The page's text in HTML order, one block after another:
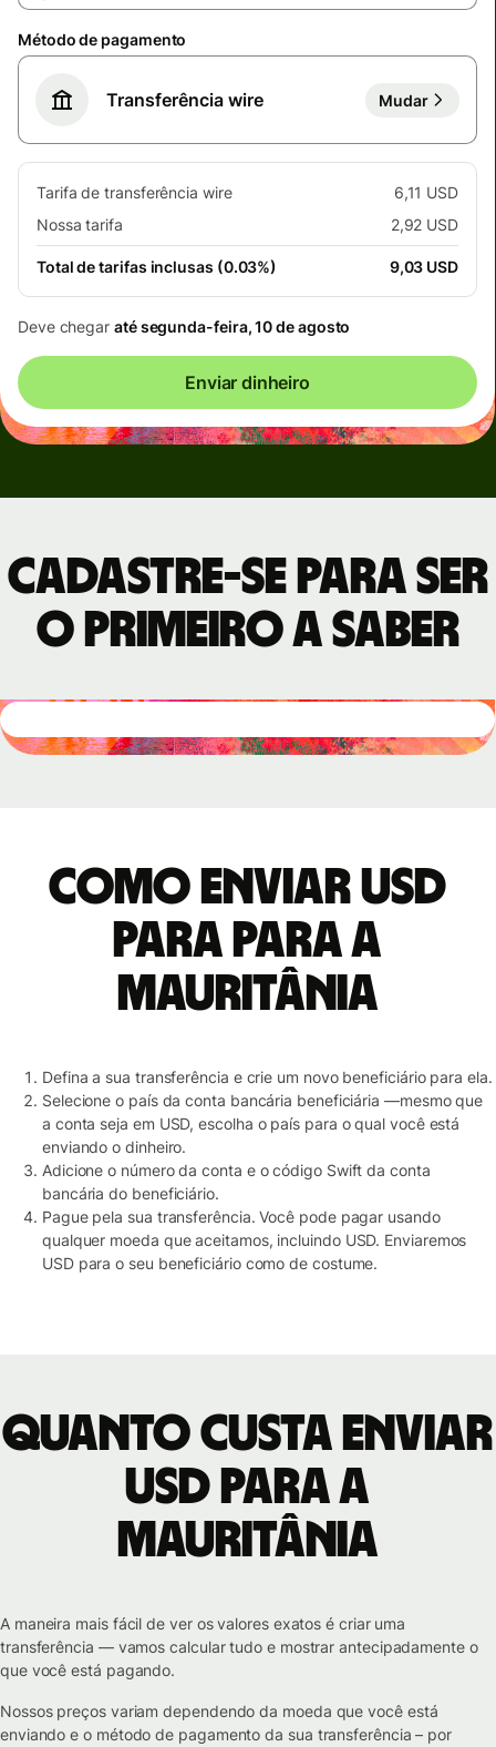
Método de pagamento
Transferência wire Mudar
Tarifa de transferência wire
6,11 USD
Nossa tarifa
2,92 USD
Total de tarifas inclusas (0.03%) 9,03 USD
Deve chegar até segunda-feira, 10 de agosto
Enviar dinheiro
Cadastre-se para ser
o primeiro a saber
Como enviar USD
para para a
Mauritânia
Defina a sua transferência e crie um novo beneficiário para ela.
Selecione o país da conta bancária beneficiária —mesmo que
a conta seja em USD, escolha o país para o qual você está
enviando o dinheiro.
Adicione o número da conta e o código Swift da conta
bancária do beneficiário.
Pague pela sua transferência. Você pode pagar usando
qualquer moeda que aceitamos, incluindo USD. Enviaremos
USD para o seu beneficiário como de costume.
Quanto custa enviar
USD para a
Mauritânia
A maneira mais fácil de ver os valores exatos é criar uma
transferência — vamos calcular tudo e mostrar antecipadamente o
que você está pagando.
Nossos preços variam dependendo da moeda que você está
enviando e o método de pagamento da sua transferência – por